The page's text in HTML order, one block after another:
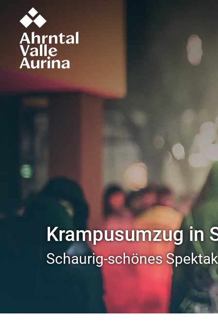
Krampusumzug in
Schaurig-schönes